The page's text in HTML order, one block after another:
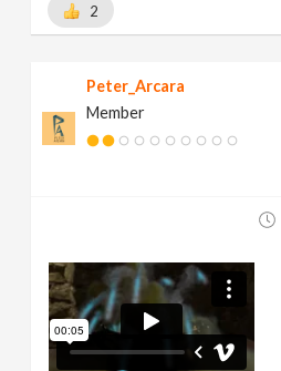
2
Peter_Arcara
Member